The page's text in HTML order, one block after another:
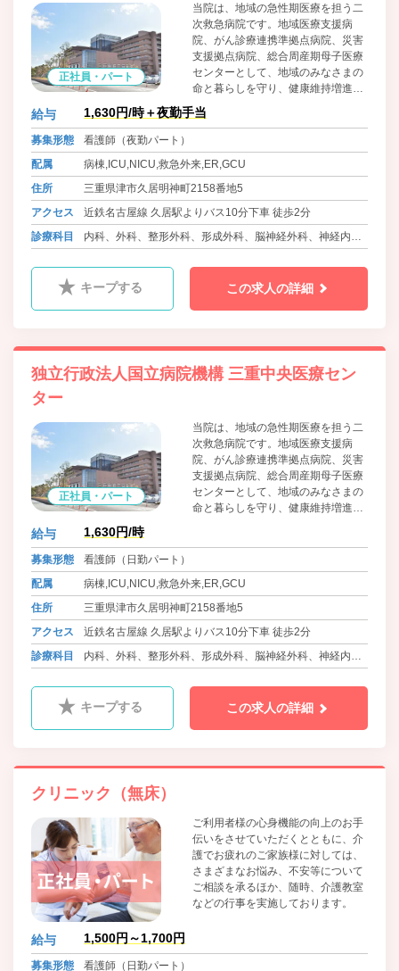
正社員・パート
当院は、地域の急性期医療を担う二
次救急病院です。地域医療支援病
院、がん診療連携準拠点病院、災害
支援拠点病院、総合周産期母子医療
センターとして、地域のみなさまの
命と暮らしを守り、健康維持増進に
貢献できるよう努めております。
給与 1,630円/時＋夜勤手当
募集形態
看護師（夜勤パート）
配属
病棟,ICU,NICU,救急外来,ER,GCU
住所
三重県津市久居明神町2158番地5
アクセス
近鉄名古屋線 久居駅よりバス10分下車 徒歩2分
診療科目
内科、外科、整形外科、形成外科、脳神経外科、神経内
環器内科、心臓血管外科、精神科、眼科、耳鼻咽喉科、皮
キープする この求人の詳細
独立行政法人国立病院機構 三重中央医療セン
ター
正社員・パート
当院は、地域の急性期医療を担う二
次救急病院です。地域医療支援病
院、がん診療連携準拠点病院、災害
支援拠点病院、総合周産期母子医療
センターとして、地域のみなさまの
命と暮らしを守り、健康維持増進に
給与 1,630円/時
募集形態
看護師（日勤パート）
配属
病棟,ICU,NICU,救急外来,ER,GCU
住所
三重県津市久居明神町2158番地5
アクセス
近鉄名古屋線 久居駅よりバス10分下車 徒歩2分
診療科目
内科、外科、整形外科、形成外科、脳神経外科、神経内
環器内科、心臓血管外科、精神科、眼科、耳鼻咽喉科、皮
化器外科、ﾘﾊﾋﾞﾘﾃｰｼｮﾝ科、乳腺外科、救急科、脳神経内科
キープする この求人の詳細
クリニック（無床）
ご利用者様の心身機能の向上のお手
伝いをさせていただくとともに、介
護でお疲れのご家族様に対しては、
さまざまなお悩み、不安等について
ご相談を承るほか、随時、介護教室
などの行事を実施しております。
給与 1,500円～1,700円
募集形態
看護師（日勤パート）